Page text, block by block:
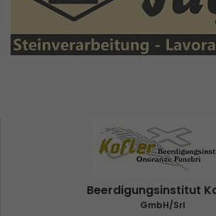
Beerdigungsinstitut
GmbH/Srl